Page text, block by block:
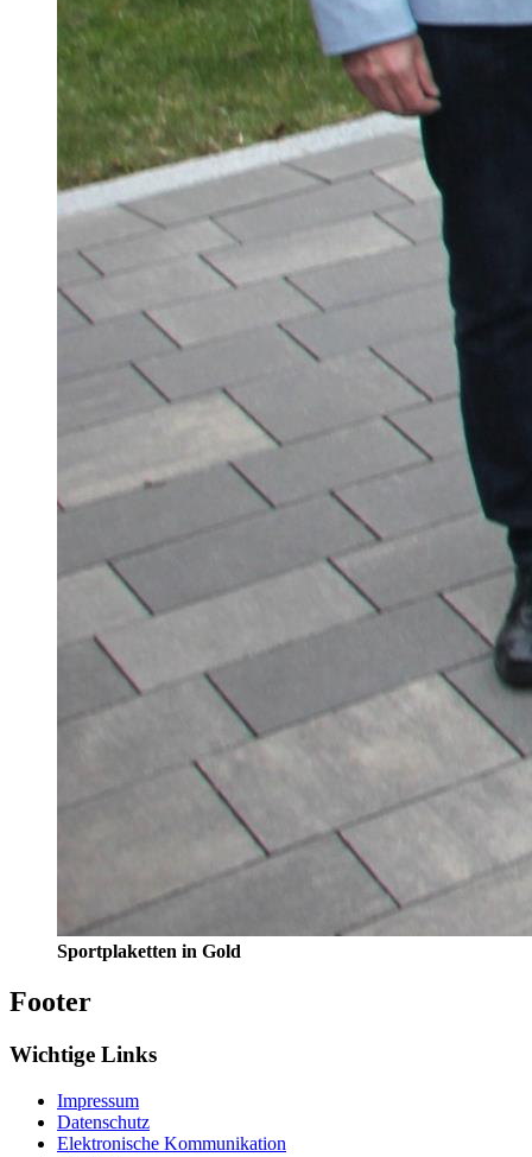
Sportplaketten in Gold
Footer
Wichtige Links
Impressum
Datenschutz
Elektronische Kommunikation